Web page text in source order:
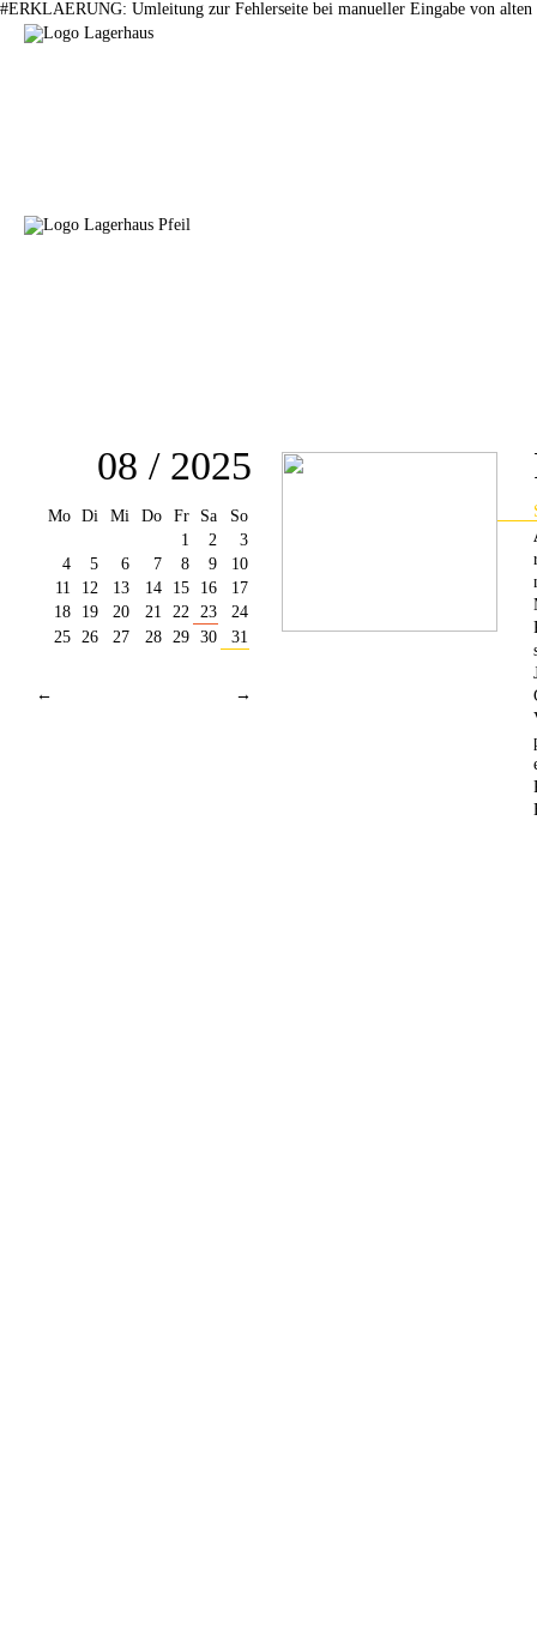
08 / 2025
Mo Di Mi Do Fr Sa
So
1
2
3
4
5 6 7 8 9
10
11
12 13 14 15 16
17
18
19 20 21 22 23
24
25 26 27 28 29 30 31
← →
#ERKLAERUNG: Umleitung zur Fehlerseite bei manueller Eingabe von alten